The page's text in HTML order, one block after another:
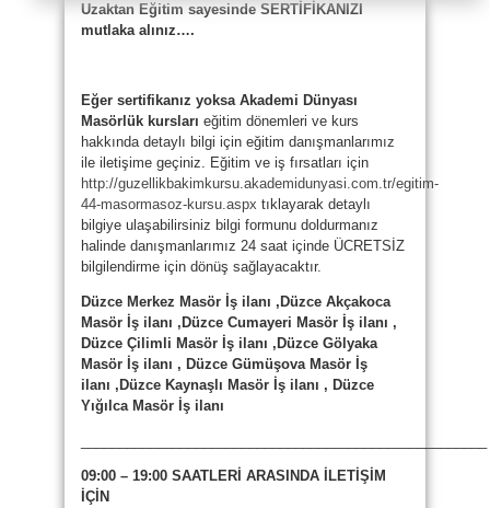
Uzaktan Eğitim sayesinde SERTİFİKANIZI
mutlaka alınız….
Eğer sertifikanız yoksa Akademi Dünyası
Masörlük kursları eğitim dönemleri ve kurs
hakkında detaylı bilgi için eğitim danışmanlarımız
ile iletişime geçiniz. Eğitim ve iş fırsatları için
http://guzellikbakimkursu.akademidunyasi.com.tr/egitim-
44-masormasoz-kursu.aspx tıklayarak detaylı
bilgiye ulaşabilirsiniz bilgi formunu doldurmanız
halinde danışmanlarımız 24 saat içinde ÜCRETSİZ
bilgilendirme için dönüş sağlayacaktır.
Düzce Merkez Masör İş ilanı ,Düzce Akçakoca
Masör İş ilanı ,Düzce Cumayeri Masör İş ilanı ,
Düzce Çilimli Masör İş ilanı ,Düzce Gölyaka
Masör İş ilanı , Düzce Gümüşova Masör İş
ilanı ,Düzce Kaynaşlı Masör İş ilanı , Düzce
Yığılca Masör İş ilanı
09:00 – 19:00 SAATLERİ ARASINDA İLETİŞİM
İÇİN